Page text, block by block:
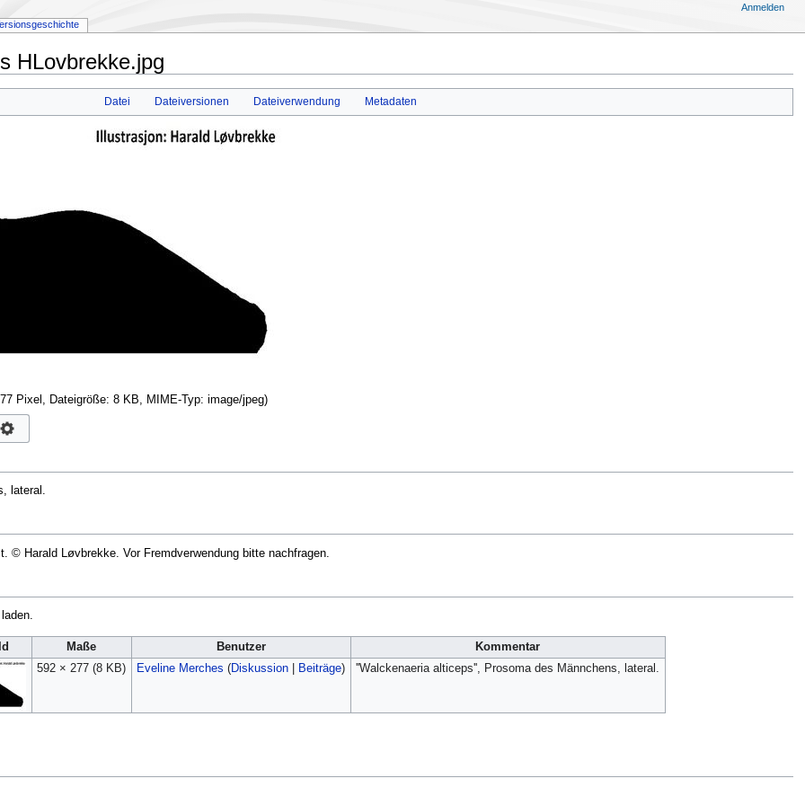
HLovbrekke.jpg
Datei Dateiversionen Dateiverwendung Metadaten
Pixel, Dateigröße: 8 KB, MIME-Typ: image/jpeg)
lateral.
© Harald Løvbrekke. Vor Fremdverwendung bitte nachfragen.
Maße Benutzer
Kommentar
592 × 277 (8 KB) Eveline Merches (Diskussion| Beiträge) ''Walckenaeria alticeps'', Prosoma des Männchens, lateral.
Anmelden